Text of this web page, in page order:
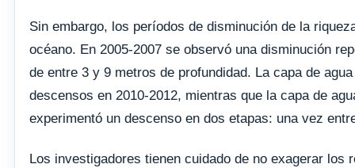
Sin embargo, los períodos de disminución de la
océano. En 2005-2007 se observó una disminución
de entre 3 y 9 metros de profundidad. La capa de
descensos en 2010-2012, mientras que la capa de
experimentó un descenso en dos etapas: una vez
Los investigadores tienen cuidado de no exagerar